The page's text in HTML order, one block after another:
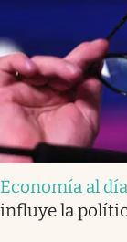
Economía al día
influye la